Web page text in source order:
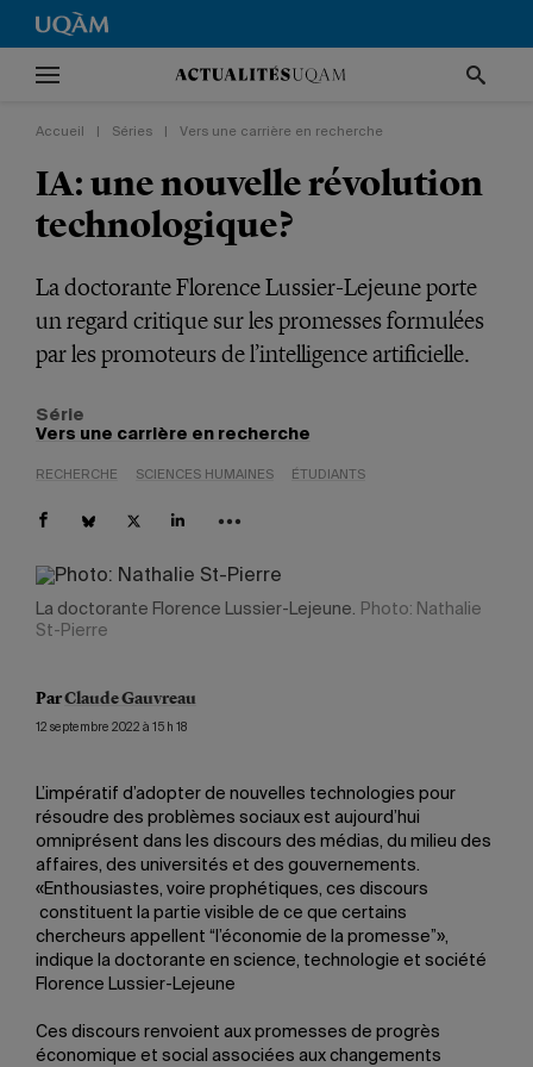
Accueil Séries Vers une carrière en recherche
IA: une nouvelle révolution
technologique?
La doctorante Florence Lussier-Lejeune porte
un regard critique sur les promesses formulées
par les promoteurs de l’intelligence artificielle.
Série
Vers une carrière en recherche
RECHERCHE SCIENCES HUMAINES ÉTUDIANTS
La doctorante Florence Lussier-Lejeune. Photo: Nathalie
St-Pierre
ParClaude Gauvreau
12 septembre 2022 à 15 h 18
L’impératif d’adopter de nouvelles technologies pour
résoudre des problèmes sociaux est aujourd’hui
omniprésent dans les discours des médias, du milieu des
affaires, des universités et des gouvernements.
«Enthousiastes, voire prophétiques, ces discours
constituent la partie visible de ce que certains
chercheurs appellent “l’économie de la promesse”»,
indique la doctorante en science, technologie et société
Florence Lussier-Lejeune
Ces discours renvoient aux promesses de progrès
économique et social associées aux changements